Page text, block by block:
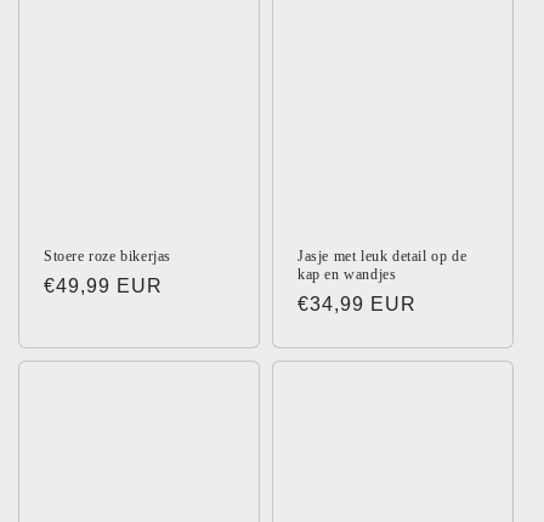
Stoere roze bikerjas
Normale
€49,99 EUR
Jasje met leuk detail op de
kap en wandjes
Normale
€34,99 EUR